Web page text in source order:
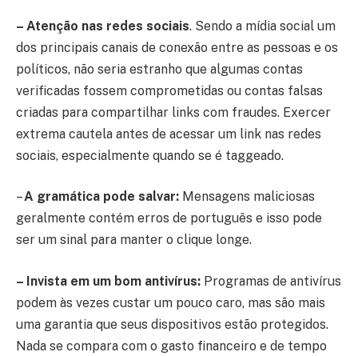
– Atenção nas redes sociais. Sendo a mídia social um
dos principais canais de conexão entre as pessoas e os
políticos, não seria estranho que algumas contas
verificadas fossem comprometidas ou contas falsas
criadas para compartilhar links com fraudes. Exercer
extrema cautela antes de acessar um link nas redes
sociais, especialmente quando se é taggeado.
–A gramática pode salvar: Mensagens maliciosas
geralmente contém erros de português e isso pode
ser um sinal para manter o clique longe.
– Invista em um bom antivírus: Programas de antivírus
podem às vezes custar um pouco caro, mas são mais
uma garantia que seus dispositivos estão protegidos.
Nada se compara com o gasto financeiro e de tempo